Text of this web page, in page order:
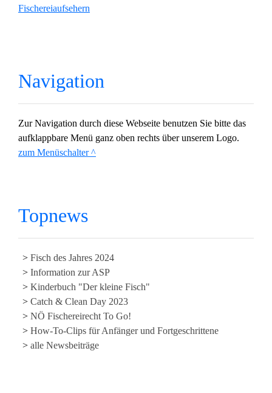
Fischereiaufsehern
Navigation
Zur Navigation durch diese Webseite benutzen Sie bitte das
aufklappbare Menü ganz oben rechts über unserem Logo.
zum Menüschalter ^
Topnews
Fisch des Jahres 2024
Information zur ASP
Kinderbuch "Der kleine Fisch"
Catch & Clean Day 2023
NÖ Fischereirecht To Go!
How-To-Clips für Anfänger und Fortgeschrittene
alle Newsbeiträge